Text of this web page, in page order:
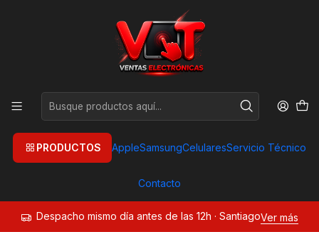
PRODUCTOS AppleSamsungCelularesServicio Técnico
Contacto
Despacho mismo día antes de las 12h · SantiagoVer más